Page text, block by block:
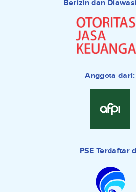
Berizin dan
Anggota dari:
PSE Terdaftar